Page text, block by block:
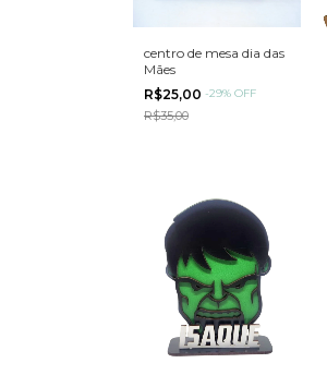
centro de mesa dia das
Mães
R$25,00 -29% OFF
R$35,00